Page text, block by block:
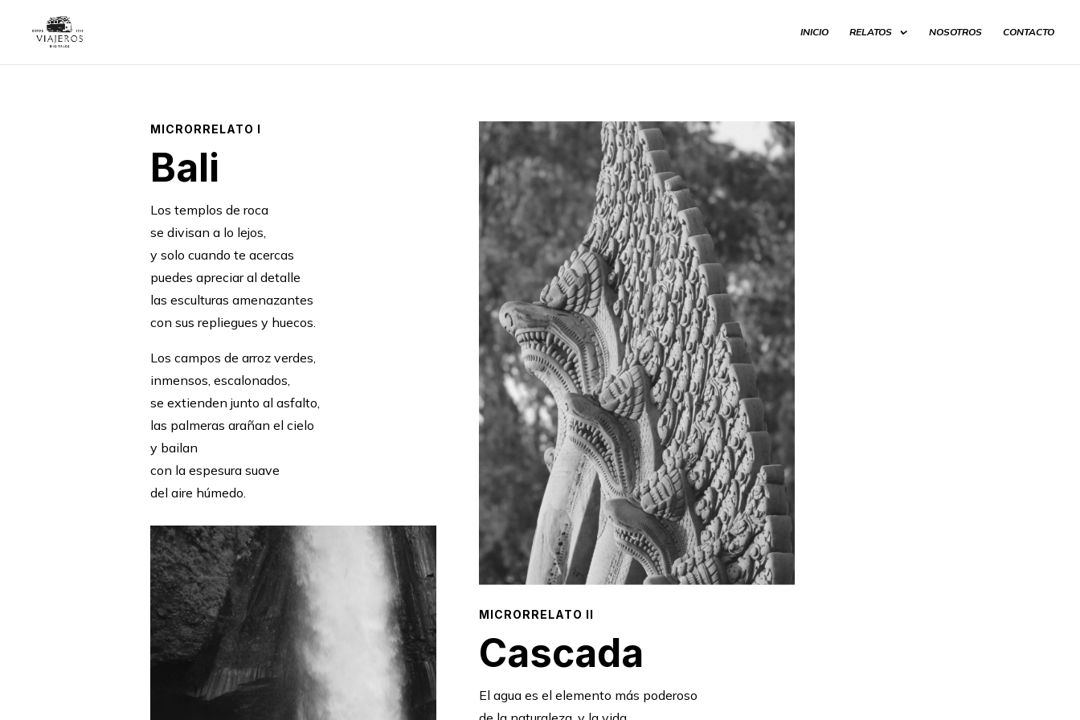
INICIO RELATOS NOSOTROS CONTACTO
MICRORRELATO I
Bali
Los templos de roca
se divisan a lo lejos,
y solo cuando te acercas
puedes apreciar al detalle
las esculturas amenazantes
con sus repliegues y huecos.
Los campos de arroz verdes,
inmensos, escalonados,
se extienden junto al asfalto,
las palmeras arañan el cielo
y bailan
con la espesura suave
del aire húmedo.
MICRORRELATO II
Cascada
El agua es el elemento más poderoso